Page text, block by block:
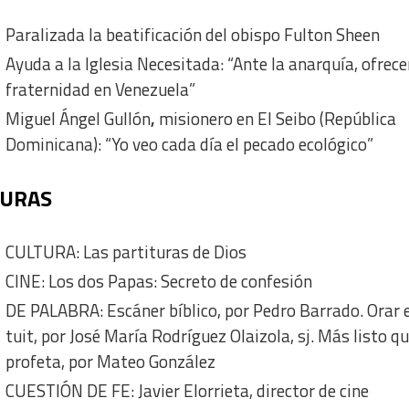
Paralizada la beatificación del obispo Fulton Sheen
Ayuda a la Iglesia Necesitada: “Ante la anarquía,
fraternidad en Venezuela”
Miguel Ángel Gullón, misionero en El Seibo (República
Dominicana): “Yo veo cada día el pecado ecológico”
CULTURA: Las partituras de Dios
CINE: Los dos Papas: Secreto de confesión
DE PALABRA: Escáner bíblico, por Pedro Barrado. Orar
tuit, por José María Rodríguez Olaizola, sj. Más listo
profeta, por Mateo González
CUESTIÓN DE FE: Javier Elorrieta, director de cine